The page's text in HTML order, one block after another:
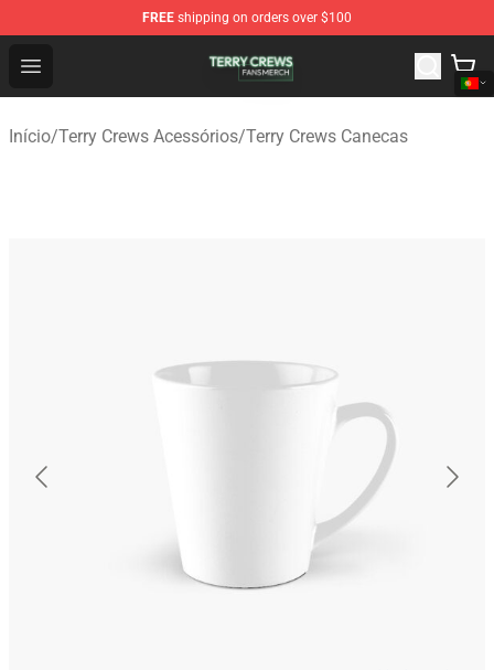
FREE shipping on orders over $100
Open menu
Terry Crews Shop - Official Terry Crews Merchandise
Início/Terry Crews Acessórios/Terry Crews Canecas